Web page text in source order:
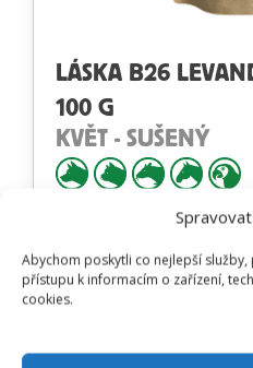
Abychom poskytli co nejlepší
přístupu k informacím o zařízení,
cookies.
LÁSKA B26
100 G
KVĚT - SUŠENÝ
4.50z 5
Přidat do košíku